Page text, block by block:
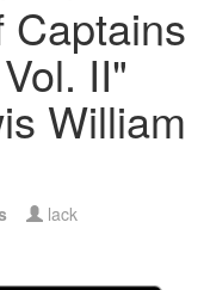
Captains
II"
William
lack